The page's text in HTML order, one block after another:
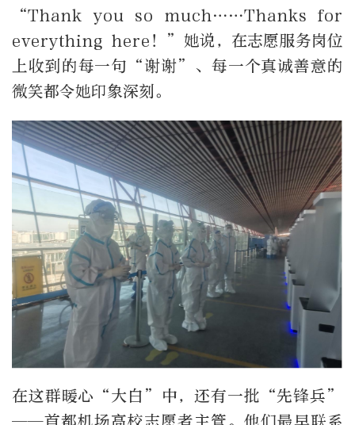
“Thank you so much……Thanks for
everything here！”她说，在志愿服务岗位
上收到的每一句“谢谢”、每一个真诚善意的
微笑都令她印象深刻。
在这群暖心“大白”中，还有一批“先锋兵”